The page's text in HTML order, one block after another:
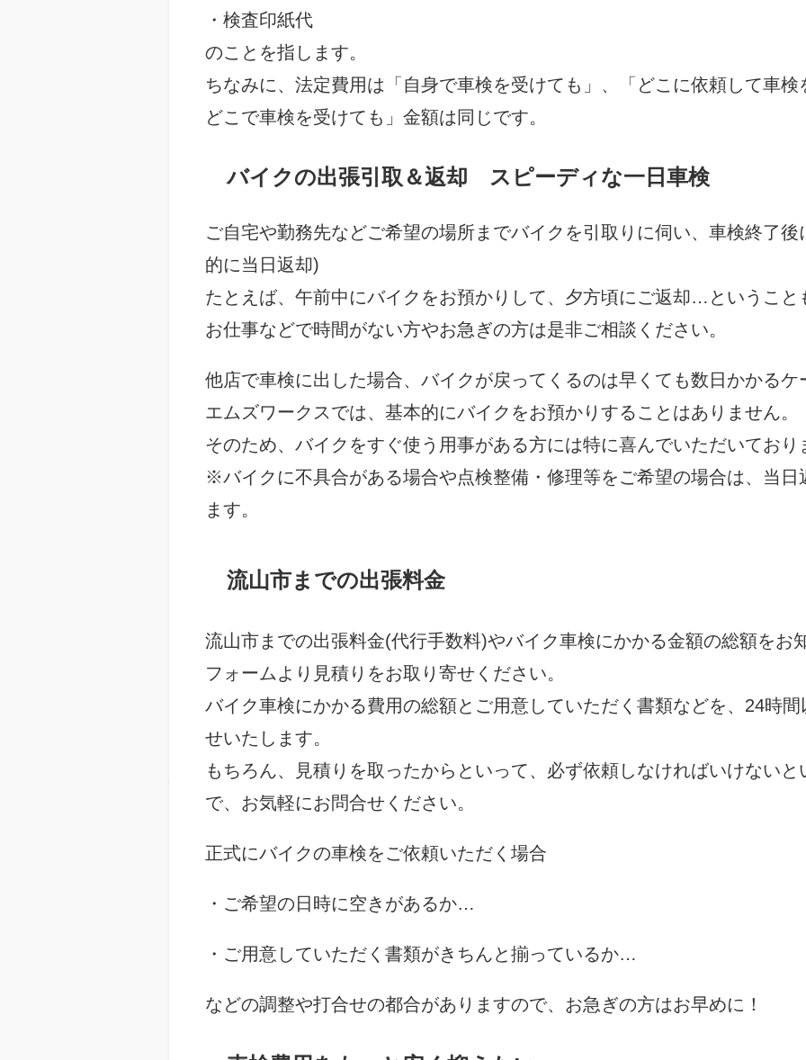
・検査印紙代
のことを指します。
ちなみに、法定費用は「自身で車検を受けても」、「どこに依頼して車
どこで車検を受けても」金額は同じです。
バイクの出張引取＆返却 スピーディな一日車検
ご自宅や勤務先などご希望の場所までバイクを引取りに伺い、車検終了
的に当日返却)
たとえば、午前中にバイクをお預かりして、夕方頃にご返却…ということ
お仕事などで時間がない方やお急ぎの方は是非ご相談ください。
他店で車検に出した場合、バイクが戻ってくるのは早くても数日かかるケ
エムズワークスでは、基本的にバイクをお預かりすることはありません。
そのため、バイクをすぐ使う用事がある方には特に喜んでいただいており
※バイクに不具合がある場合や点検整備・修理等をご希望の場合は、当日
ます。
流山市までの出張料金
流山市までの出張料金(代行手数料)やバイク車検にかかる金額の総額をお
フォームより見積りをお取り寄せください。
バイク車検にかかる費用の総額とご用意していただく書類などを、24時
せいたします。
もちろん、見積りを取ったからといって、必ず依頼しなければいけない
で、お気軽にお問合せください。
正式にバイクの車検をご依頼いただく場合
・ご希望の日時に空きがあるか…
・ご用意していただく書類がきちんと揃っているか…
などの調整や打合せの都合がありますので、お急ぎの方はお早めに！